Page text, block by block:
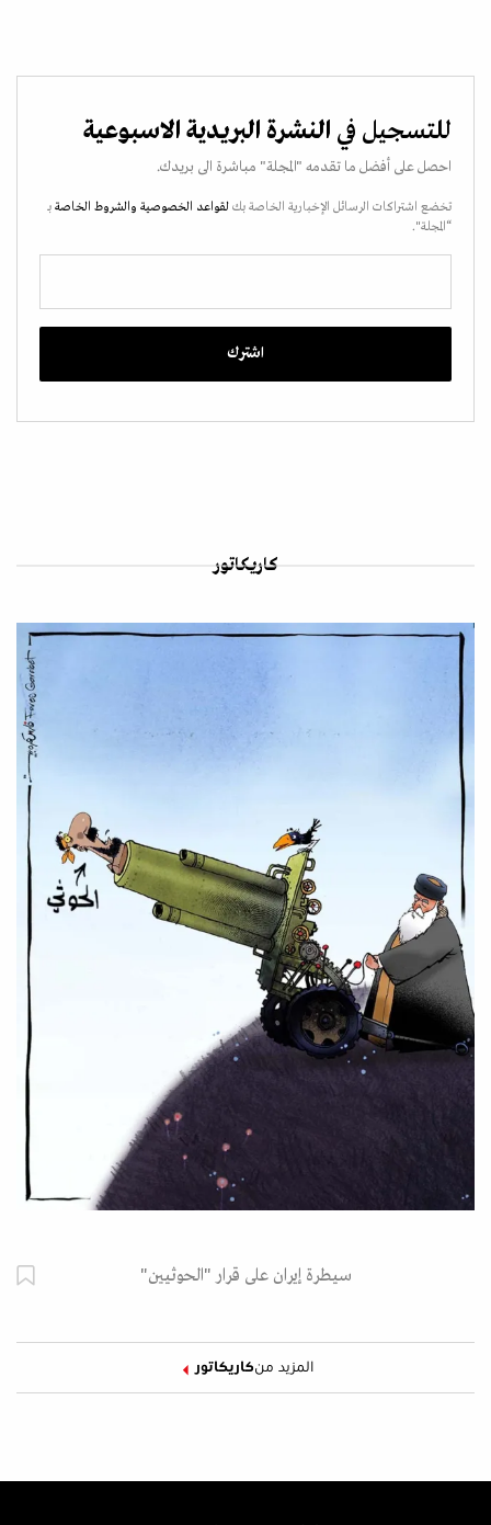
للتسجيل في النشرة البريدية الاسبوعية
احصل على أفضل ما تقدمه "المجلة" مباشرة الى بريدك.
تخضع اشتراكات الرسائل الإخبارية الخاصة بك لقواعد الخصوصية والشروط الخاصة بـ
“المجلة".
كاريكاتور
سيطرة إيران على قرار "الحوثيين"
المزيد منكاريكاتور